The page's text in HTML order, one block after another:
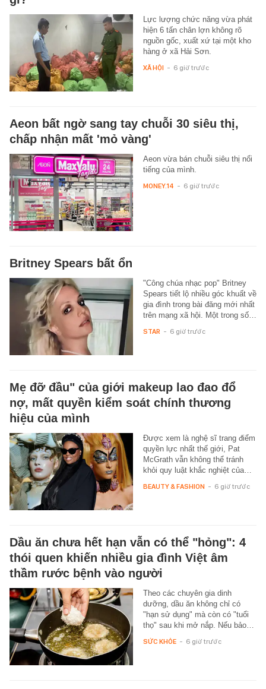
Lực lượng chức năng vừa phát
hiện 6 tấn chân lợn không rõ
nguồn gốc, xuất xứ tại một kho
hàng ở xã Hải Sơn.
XÃ HỘI - 6 giờ trước
Aeon bất ngờ sang tay chuỗi 30 siêu thị,
chấp nhận mất 'mỏ vàng'
Aeon vừa bán chuỗi siêu thị nổi
tiếng của mình.
MONEY.14 - 6 giờ trước
Britney Spears bất ổn
"Công chúa nhạc pop" Britney
Spears tiết lộ nhiều góc khuất về
gia đình trong bài đăng mới nhất
trên mạng xã hội. Một trong số…
STAR - 6 giờ trước
Mẹ đỡ đầu" của giới makeup lao đao đổ
nợ, mất quyền kiểm soát chính thương
hiệu của mình
Được xem là nghệ sĩ trang điểm
quyền lực nhất thế giới, Pat
McGrath vẫn không thể tránh
khỏi quy luật khắc nghiệt của…
BEAUTY & FASHION - 6 giờ trước
Dầu ăn chưa hết hạn vẫn có thể "hỏng": 4
thói quen khiến nhiều gia đình Việt âm
thầm rước bệnh vào người
Theo các chuyên gia dinh
dưỡng, dầu ăn không chỉ có
"hạn sử dụng" mà còn có "tuổi
thọ" sau khi mở nắp. Nếu bảo…
SỨC KHỎE - 6 giờ trước